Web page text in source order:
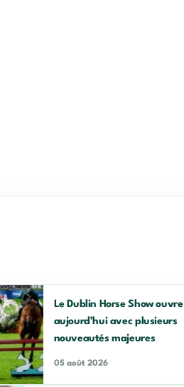
Le Dublin Horse Show ouvre
aujourd’hui avec plusieurs
nouveautés majeures
05 août 2026